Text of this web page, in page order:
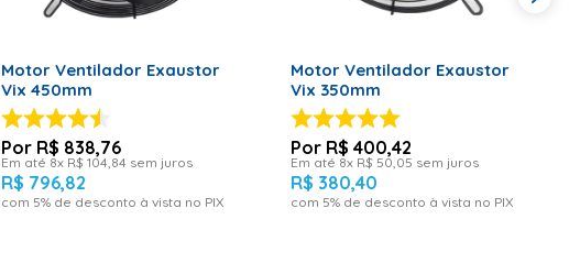
Motor Ventilador Exaustor
Vix 450mm
R$ 838,76
Em até 8x R$ 104 84 sem juros
R$ 796,82
com 5% de desconto à vista no PIX
Motor Ventilador Exaustor
Vix 350mm
R$ 400,42
Em até 8x R$ 50 05 sem juros
R$ 380,40
com 5% de desconto à vista no PIX